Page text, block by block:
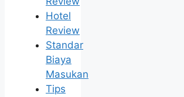
Hotel
Review
Standar
Biaya
Masukan
Tips